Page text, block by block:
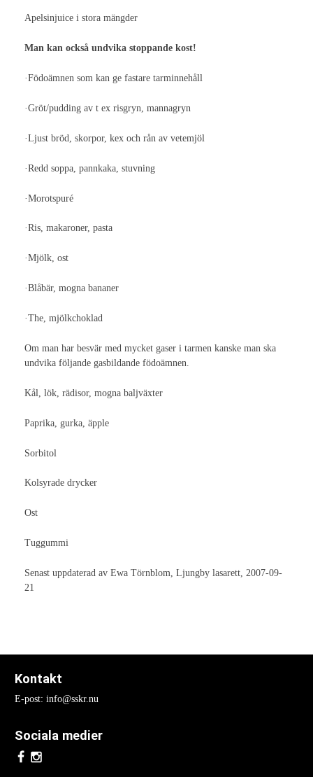
Irrigation
Konvexa produkter
Slutet eller tömbart
Kontinenspropp
Patientföreningar
Forskning / Utveckling
Magister uppsatser
Masterarbete
Arkiv
Länkar
Rapporter
Intyg / Riktlinjer
Tips/Frågor
Bandagering
Apelsinjuice i stora mängder
Man kan också undvika stoppande kost!
·Födoämnen som kan ge fastare tarminnehåll
·Gröt/pudding av t ex risgryn, mannagryn
·Ljust bröd, skorpor, kex och rån av vetemjöl
·Redd soppa, pannkaka, stuvning
·Morotspuré
·Ris, makaroner, pasta
·Mjölk, ost
·Blåbär, mogna bananer
·The, mjölkchoklad
Om man har besvär med mycket gaser i tarmen kanske man ska
undvika följande gasbildande födoämnen.
Kål, lök, rädisor, mogna baljväxter
Paprika, gurka, äpple
Sorbitol
Kolsyrade drycker
Ost
Tuggummi
Senast uppdaterad av Ewa Törnblom, Ljungby lasarett, 2007-09-
21
Kontakt
E-post: info@sskr.nu
Sociala medier